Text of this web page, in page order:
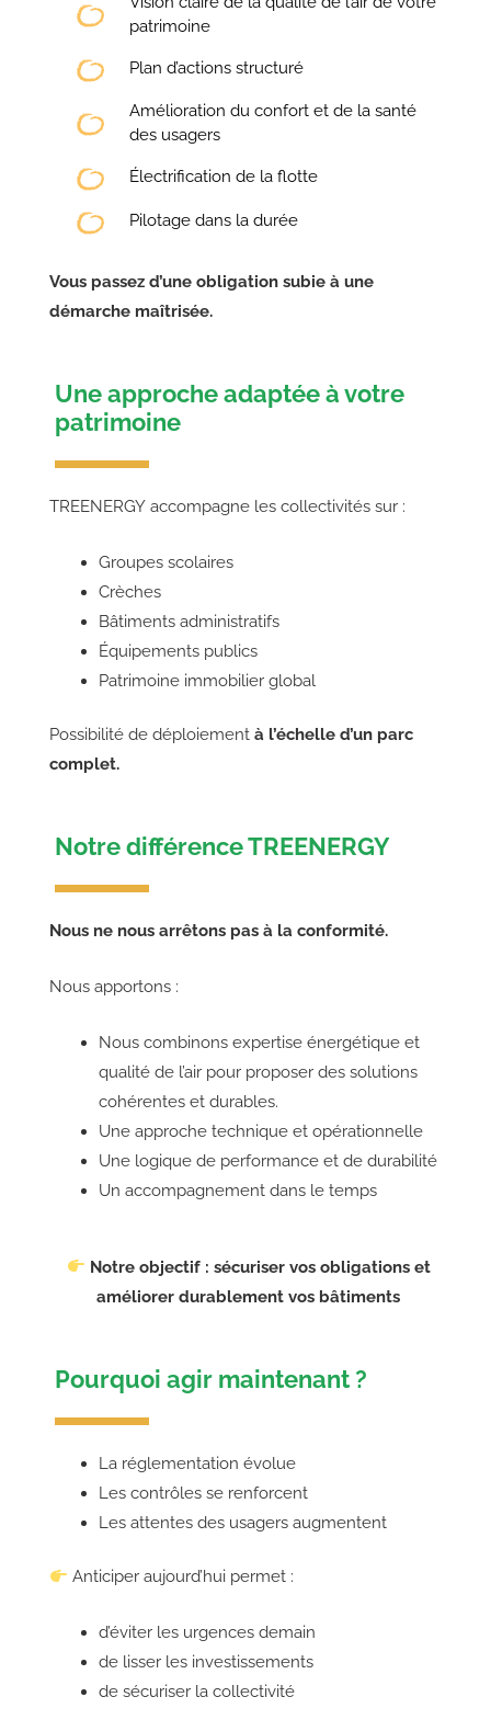
patrimoine
Plan d’actions structuré
Amélioration du confort et de la santé
des usagers
Électrification de la flotte
Pilotage dans la durée
Vous passez d’une obligation subie à une
démarche maîtrisée.
Une approche adaptée à votre
patrimoine
TREENERGY accompagne les collectivités sur :
Groupes scolaires
Crèches
Bâtiments administratifs
Équipements publics
Patrimoine immobilier global
Possibilité de déploiement à l’échelle d’un parc
complet.
Notre différence TREENERGY
Nous ne nous arrêtons pas à la conformité.
Nous apportons :
Nous combinons expertise énergétique et
qualité de l’air pour proposer des solutions
cohérentes et durables.
Une approche technique et opérationnelle
Une logique de performance et de durabilité
Un accompagnement dans le temps
Notre objectif : sécuriser vos obligations et
améliorer durablement vos bâtiments
Pourquoi agir maintenant ?
La réglementation évolue
Les contrôles se renforcent
Les attentes des usagers augmentent
Anticiper aujourd’hui permet :
d’éviter les urgences demain
de lisser les investissements
de sécuriser la collectivité